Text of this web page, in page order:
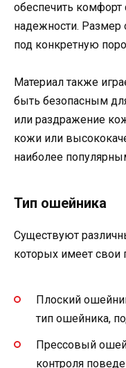
обеспечить комфорт
надежности.
под конкретную
Материал также
быть безопасным
или раздражение
кожи или
наиболее
Тип ошейника
Существуют
которых имеет свои
Плоский
тип ошейника,
Прессовый
контроля